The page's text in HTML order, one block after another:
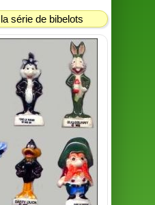
série de bibelots